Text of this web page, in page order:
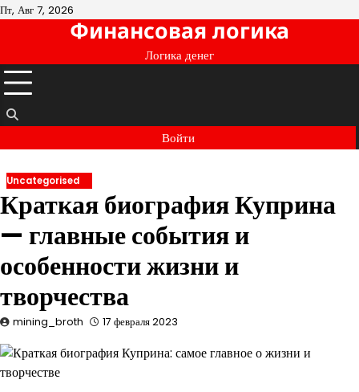
Перейти
Пт, Авг 7, 2026
Финансовая логика
Логика денег
Войти
Uncategorised
Краткая биография Куприна
— главные события и
особенности жизни и
творчества
mining_broth 17 февраля 2023